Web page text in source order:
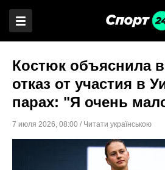
Костюк объяснила
отказ от участия в
парах: "Я очень
7 июля 2026, 08:00 / Читати українською